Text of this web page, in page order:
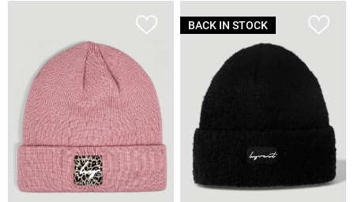
BACK IN STOCK